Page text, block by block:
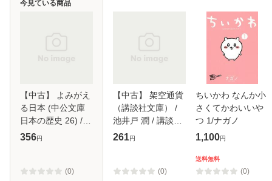
【中古】 よみがえ
る日本 (中公文庫
日本の歴史 26) /
蝋山政道 / 中央公
356円
(0)
今見ている商品
【中古】 架空通貨
（講談社文庫） /
池井戸 潤 / 講談社
[文庫]【メール便送
261円
(0)
ちいかわ なんか小
さくてかわいいや
つ 1/ナガノ
1,100円
送料無料
(0)